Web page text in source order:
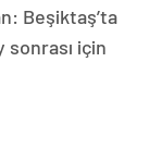
Beşiktaş’ta
sonrası için